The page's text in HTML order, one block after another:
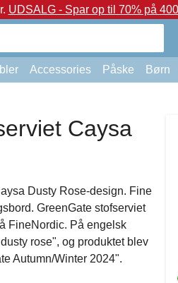
UDSALG - Spar op til 70% på
Accessories Påske Børn
Caysa
Dusty Rose-design. Fine
GreenGate stofserviet
FineNordic. På engelsk
rose", og produktet blev
Autumn/Winter 2024".